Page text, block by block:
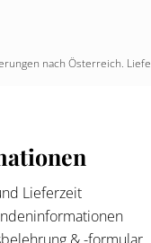
nach Österreich.
Lieferzeit